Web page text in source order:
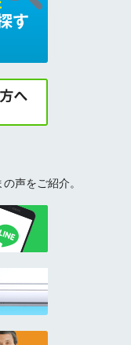
声をご紹介。